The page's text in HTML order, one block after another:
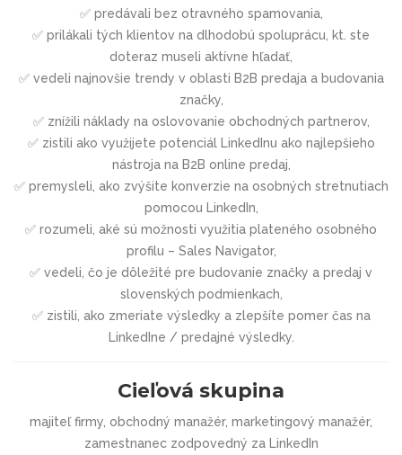
✅ predávali bez otravného spamovania,
✅ prilákali tých klientov na dlhodobú spoluprácu, kt. ste
doteraz museli aktívne hľadať,
✅ vedeli najnovšie trendy v oblasti B2B predaja a budovania
značky,
✅ znížili náklady na oslovovanie obchodných partnerov,
✅ zistili ako využijete potenciál LinkedInu ako najlepšieho
nástroja na B2B online predaj,
✅ premysleli, ako zvýšite konverzie na osobných stretnutiach
pomocou LinkedIn,
✅ rozumeli, aké sú možnosti využitia plateného osobného
profilu – Sales Navigator,
✅ vedeli, čo je dôležité pre budovanie značky a predaj v
slovenských podmienkach,
✅ zistili, ako zmeriate výsledky a zlepšíte pomer čas na
LinkedIne / predajné výsledky.
Cieľová skupina
majiteľ firmy, obchodný manažér, marketingový manažér,
zamestnanec zodpovedný za LinkedIn